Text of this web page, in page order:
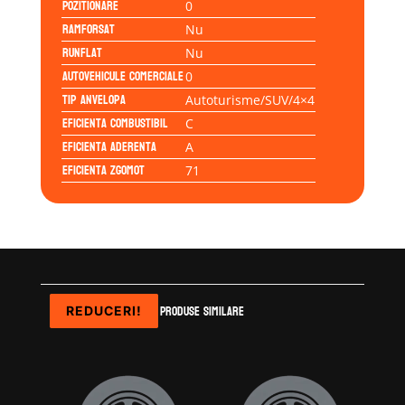
Pozitionare 0
Ramforsat Nu
Runflat Nu
Autovehicule comerciale0
Tip anvelopa Autoturisme/SUV/4×4
Eficienta Combustibil C
Eficienta Aderenta A
Eficienta Zgomot 71
Produse similare
REDUCERI!
REDUCERI!
REDUCERI!
REDUCERI!